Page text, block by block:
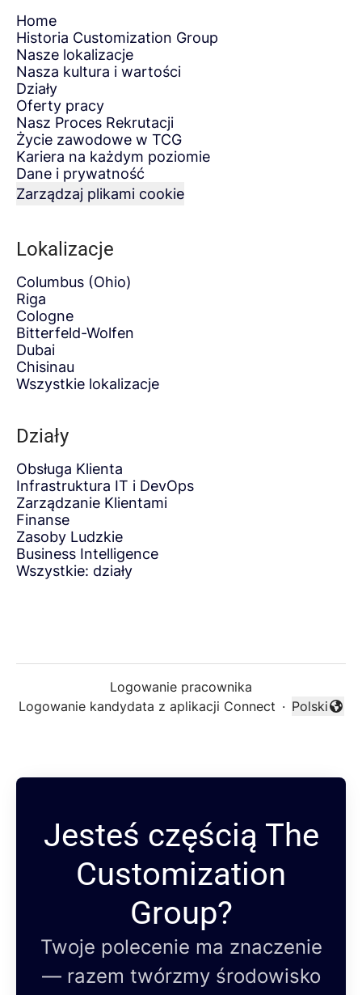
Home
Historia Customization Group
Nasze lokalizacje
Nasza kultura i wartości
Działy
Oferty pracy
Nasz Proces Rekrutacji
Życie zawodowe w TCG
Kariera na każdym poziomie
Dane i prywatność
Zarządzaj plikami cookie
Lokalizacje
Columbus (Ohio)
Riga
Cologne
Bitterfeld-Wolfen
Dubai
Chisinau
Wszystkie lokalizacje
Działy
Obsługa Klienta
Infrastruktura IT i DevOps
Zarządzanie Klientami
Finanse
Zasoby Ludzkie
Business Intelligence
Wszystkie: działy
Logowanie pracownika
Logowanie kandydata z aplikacji Connect ·
Zmień
Polski
Jesteś częścią The
Customization
Group?
Twoje polecenie ma znaczenie
— razem twórzmy środowisko